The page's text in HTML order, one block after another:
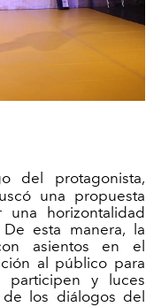
del protagonista,
una propuesta
horizontalidad
esta manera, la
asientos en el
al público para
participen y luces
los diálogos del